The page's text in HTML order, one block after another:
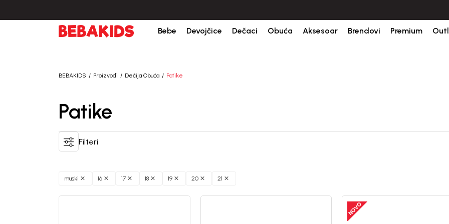
Bebe Devojčice Dečaci Obuća Aksesoar Brendovi Premium
BEBAKIDS Proizvodi Dečija Obuća Patike
Patike
Filteri
muski 16 17 18 19 20 21